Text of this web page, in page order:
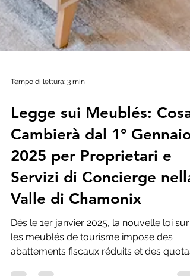
Legge sui Meublés: Cosa
Cambierà dal 1° Gennaio
2025 per Proprietari e
Servizi di Concierge nella
Valle di Chamonix
Dès le 1er janvier 2025, la nouvelle loi sur
les meublés de tourisme impose des
abattements fiscaux réduits et des quotas